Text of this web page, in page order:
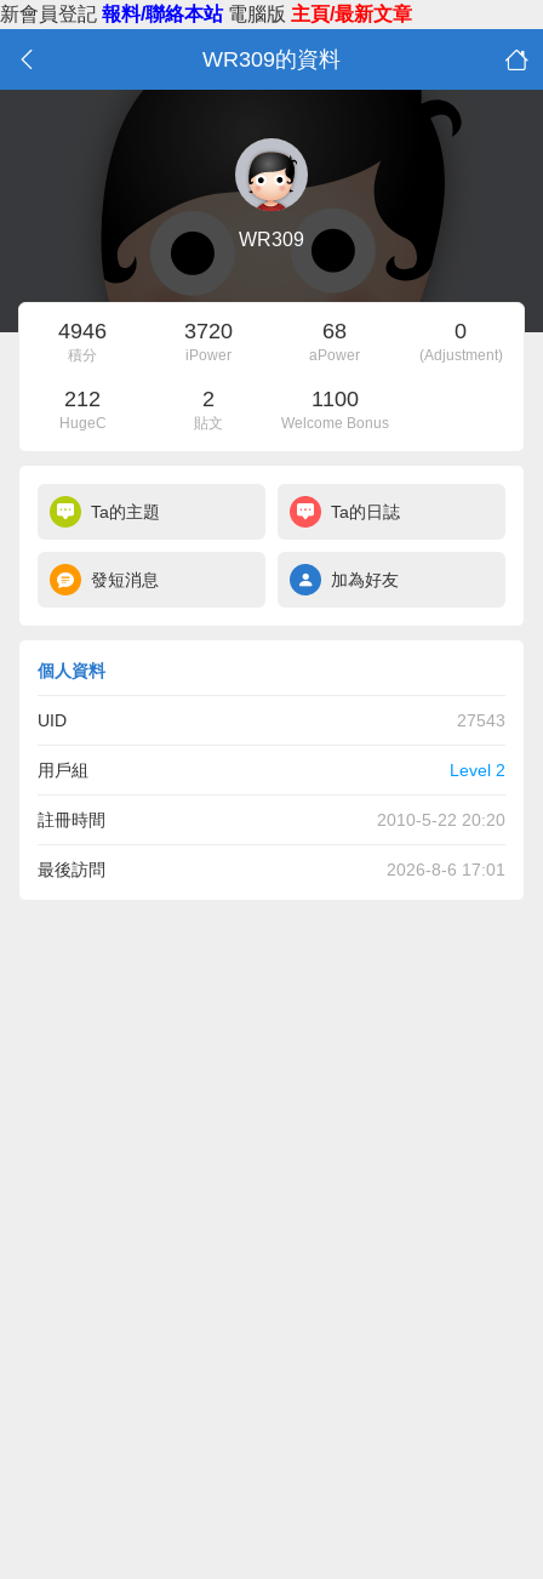
新會員登記 報料/聯絡本站 電腦版 主頁/最新文章
WR309的資料
WR309
4946
積分
3720
iPower
68
aPower
0
(Adjustment)
212
HugeC
2
貼文
1100
Welcome Bonus
Ta的主題 Ta的日誌
發短消息 加為好友
個人資料
UID 27543
用戶組 Level 2
註冊時間 2010-5-22 20:20
最後訪問 2026-8-6 17:01